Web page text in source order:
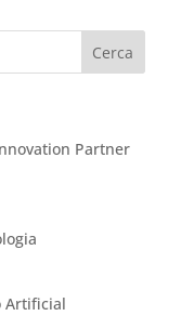
Partner
Artificial